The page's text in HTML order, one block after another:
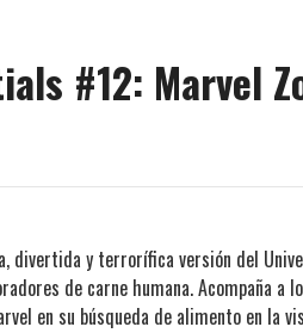
#12: Marvel
divertida y terrorífica versión del
de carne humana. Acompaña a
en su búsqueda de alimento en la